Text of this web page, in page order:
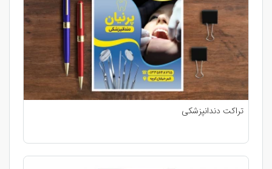
تراکت دندانپزشکی